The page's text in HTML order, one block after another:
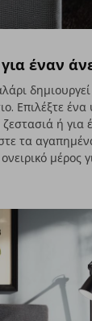
έναν
Επιλέξτε
ή για
τα
μέρος